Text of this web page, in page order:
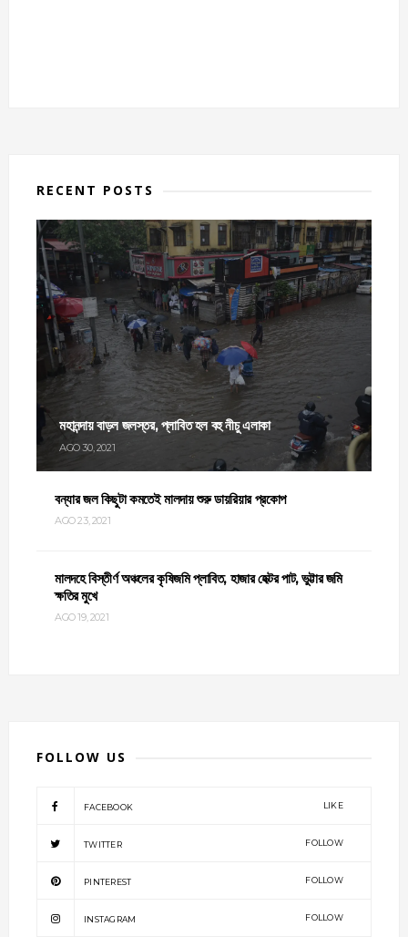
RECENT POSTS
মহানন্দায় বাড়ল জলস্তর, প্লাবিত হল বহু নীচু এলাকা
AGO 30, 2021
বন্যার জল কিছুটা কমতেই মালদায় শুরু ডায়রিয়ার প্রকোপ
AGO 23, 2021
মালদহে বিস্তীর্ণ অঞ্চলের কৃষিজমি প্লাবিত, হাজার হেক্টর পাট, ভুট্টার জমি
ক্ষতির মুখে
AGO 19, 2021
FOLLOW US
FACEBOOK LIKE
TWITTER FOLLOW
PINTEREST FOLLOW
INSTAGRAM FOLLOW